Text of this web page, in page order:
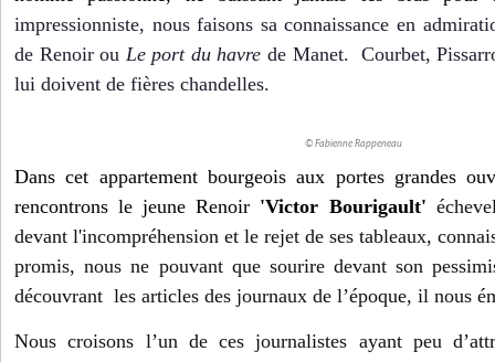
impressionniste, nous faisons sa connaissance en
de Renoir ou Le port du havre de Manet. Courbet,
lui doivent de fières chandelles.
© Fabienne Rappeneau
Dans cet appartement bourgeois aux portes grandes
rencontrons le jeune Renoir 'Victor Bourigault'
devant l'incompréhension et le rejet de ses tableaux,
promis, nous ne pouvant que sourire devant son
découvrant les articles des journaux de l’époque, il nous
Nous croisons l’un de ces journalistes ayant peu